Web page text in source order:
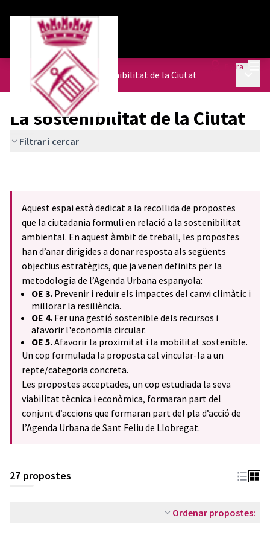
Entra
Agenda Urbana/ La sostenibilitat de la Ciutat
La sostenibilitat de la Ciutat
Filtrar i cercar
Aquest espai està dedicat a la recollida de propostes
que la ciutadania formuli en relació a la sostenibilitat
ambiental. En aquest àmbit de treball, les propostes
han d’anar dirigides a donar resposta als següents
objectius estratègics, que ja venen definits per la
metodologia de l’Agenda Urbana espanyola:
OE 3. Prevenir i reduir els impactes del canvi climàtic i
millorar la resiliència.
OE 4. Fer una gestió sostenible dels recursos i
afavorir l'economia circular.
OE 5.Afavorir la proximitat i la mobilitat sostenible.
Un cop formulada la proposta cal vincular-la a un
repte/categoria concreta.
Les propostes acceptades, un cop estudiada la seva
viabilitat tècnica i econòmica, formaran part del
conjunt d’accions que formaran part del pla d’acció de
l’Agenda Urbana de Sant Feliu de Llobregat.
27 propostes
Ordenar propostes: